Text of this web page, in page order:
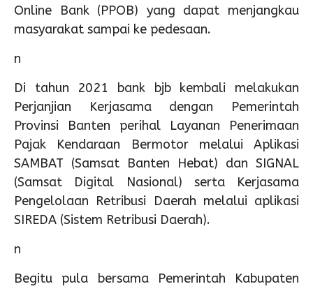
Online Bank (PPOB) yang dapat menjangkau
masyarakat sampai ke pedesaan.
n
Di tahun 2021 bank bjb kembali melakukan
Perjanjian Kerjasama dengan Pemerintah
Provinsi Banten perihal Layanan Penerimaan
Pajak Kendaraan Bermotor melalui Aplikasi
SAMBAT (Samsat Banten Hebat) dan SIGNAL
(Samsat Digital Nasional) serta Kerjasama
Pengelolaan Retribusi Daerah melalui aplikasi
SIREDA (Sistem Retribusi Daerah).
n
Begitu pula bersama Pemerintah Kabupaten